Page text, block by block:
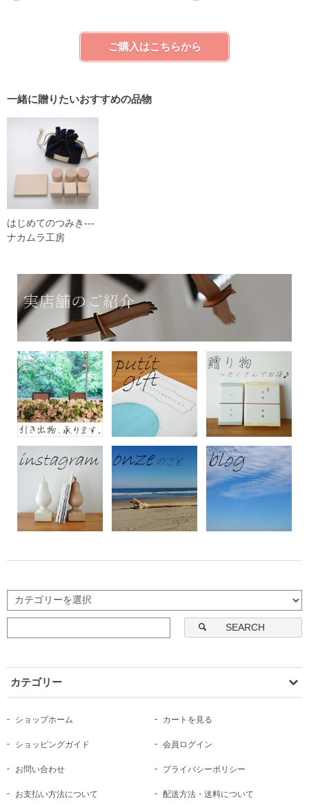
ご購入はこちらから
一緒に贈りたいおすすめの品物
はじめてのつみき---
ナカムラ工房
SEARCH
カテゴリー
ショップホーム カートを見る
ショッピングガイド 会員ログイン
お問い合わせ プライバシーポリシー
お支払い方法について 配送方法・送料について